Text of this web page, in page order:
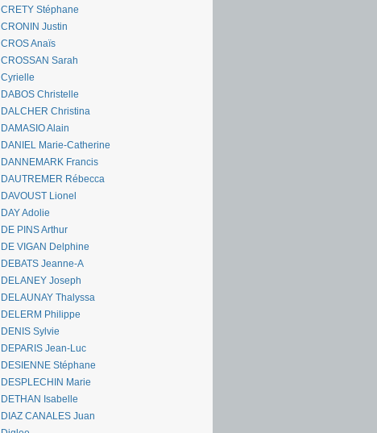
CRETY Stéphane
CRONIN Justin
CROS Anaïs
CROSSAN Sarah
Cyrielle
DABOS Christelle
DALCHER Christina
DAMASIO Alain
DANIEL Marie-Catherine
DANNEMARK Francis
DAUTREMER Rébecca
DAVOUST Lionel
DAY Adolie
DE PINS Arthur
DE VIGAN Delphine
DEBATS Jeanne-A
DELANEY Joseph
DELAUNAY Thalyssa
DELERM Philippe
DENIS Sylvie
DEPARIS Jean-Luc
DESIENNE Stéphane
DESPLECHIN Marie
DETHAN Isabelle
DIAZ CANALES Juan